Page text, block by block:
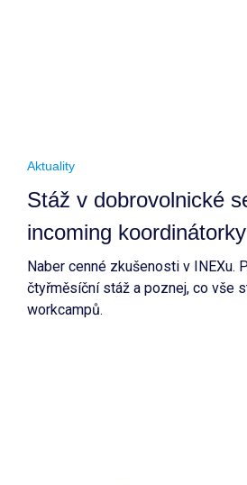
Aktuality
Stáž v dobrovolnické
incoming koordinátorky
Naber cenné zkušenosti v INEXu.
čtyřměsíční stáž a poznej, co vše
workcampů.